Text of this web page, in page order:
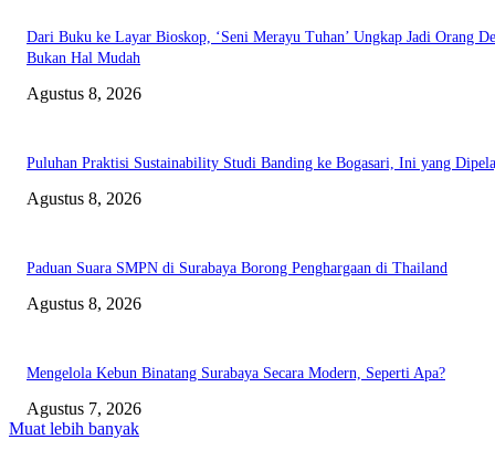
Dari Buku ke Layar Bioskop, ‘Seni Merayu Tuhan’ Ungkap Jadi Orang
Bukan Hal Mudah
Agustus 8, 2026
Puluhan Praktisi Sustainability Studi Banding ke Bogasari, Ini yang
Agustus 8, 2026
Paduan Suara SMPN di Surabaya Borong Penghargaan di Thailand
Agustus 8, 2026
Mengelola Kebun Binatang Surabaya Secara Modern, Seperti Apa?
Agustus 7, 2026
Muat lebih banyak